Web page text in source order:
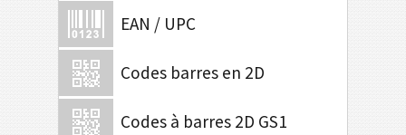
EAN / UPC
Codes barres en 2D
Codes à barres 2D GS1